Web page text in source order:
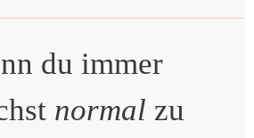
du immer
normal zu